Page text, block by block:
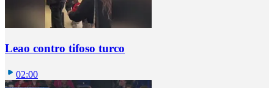
Leao contro tifoso turco
02:00